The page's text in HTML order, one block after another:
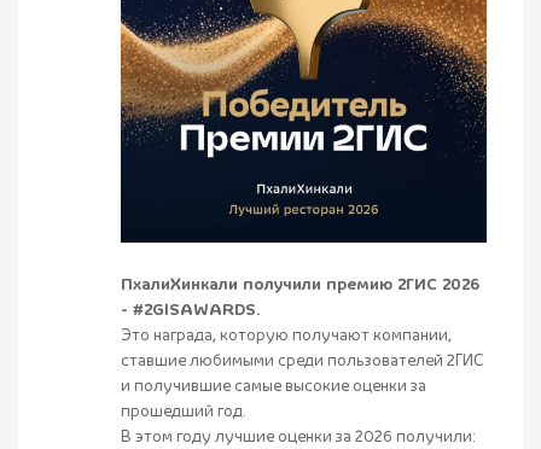
ПхалиХинкали получили премию 2ГИС 2026
- #2GISAWARDS.
Это награда, которую получают компании,
ставшие любимыми среди пользователей 2ГИС
и получившие самые высокие оценки за
прошедший год.
В этом году лучшие оценки за 2026 получили: